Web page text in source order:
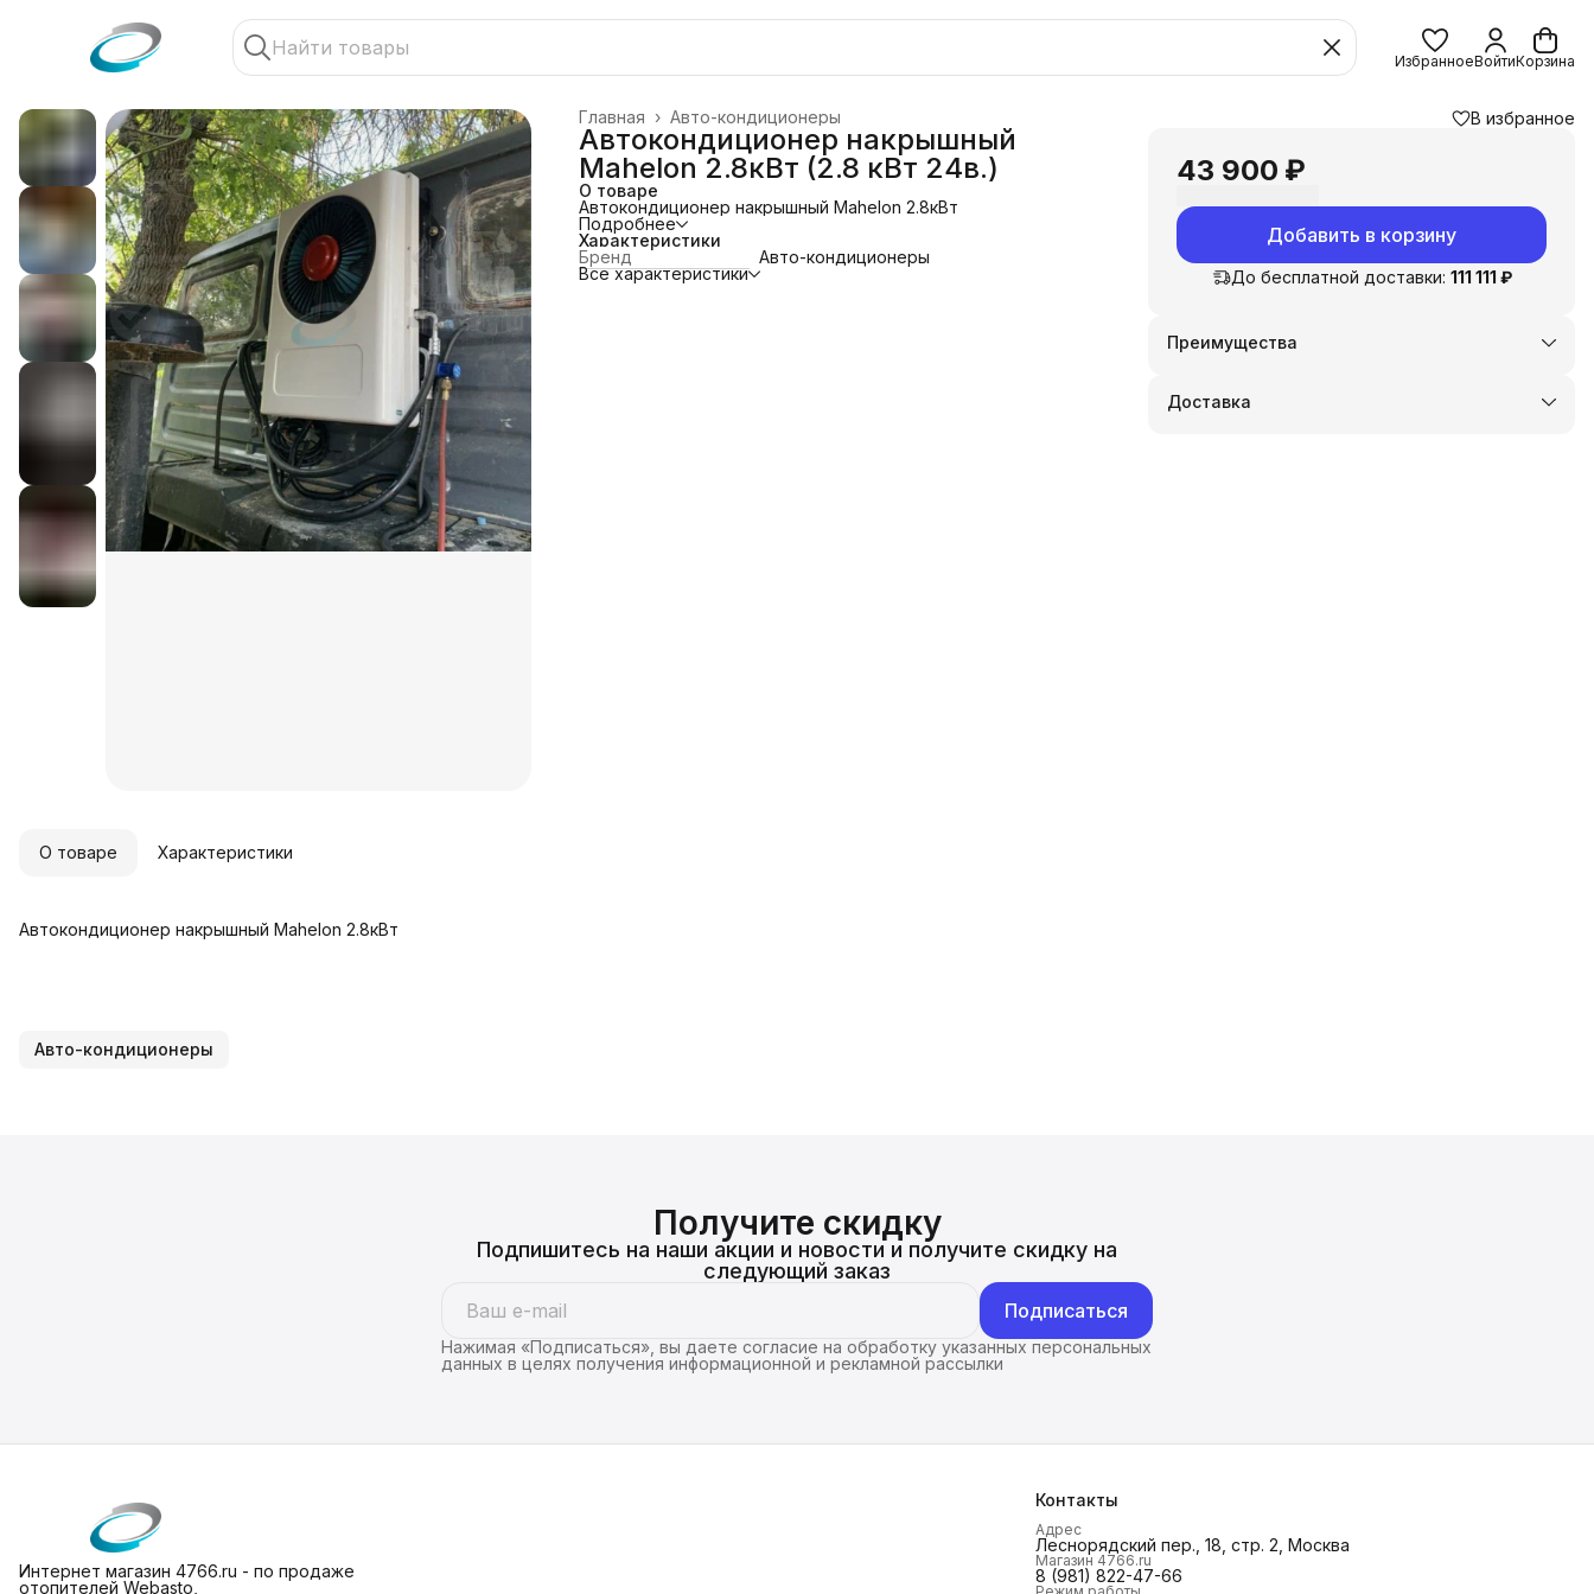
ИзбранноеВойтиКорзина
Авто-кондиционеры
Главная ›
Автокондиционер накрышный
Mahelon 2.8кВт (2.8 кВт 24в.)
О товаре
Автокондиционер накрышный Mahelon 2.8кВт
Подробнее
Характеристики
Бренд
Авто-кондиционеры
Все характеристики
В избранное
43 900 ₽
Добавить в корзину
До бесплатной доставки: 111 111 ₽
Преимущества
Оплата частями в Сплит
Удобный возврат
Доставка
О товаре Характеристики
Автокондиционер накрышный Mahelon 2.8кВт
Авто-кондиционеры
Получите скидку
Подпишитесь на наши акции и новости и получите скидку на
следующий заказ
Подписаться
Нажимая «Подписаться», вы даете согласие на обработку указанных персональных
данных в целях получения информационной и рекламной рассылки
Интернет магазин 4766.ru - по продаже
отопителей Webasto,
Контакты
Адрес
Леснорядский пер., 18, стр. 2, Москва
Магазин 4766.ru
8 (981) 822-47-66